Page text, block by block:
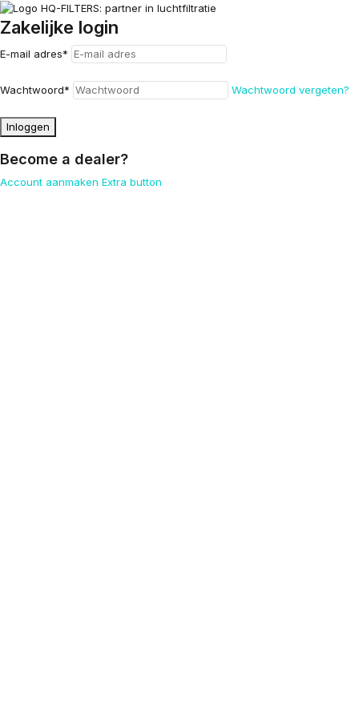
Zakelijke login
E-mail adres*
Wachtwoord* Wachtwoord vergeten?
Inloggen
Become a dealer?
Account aanmaken Extra button